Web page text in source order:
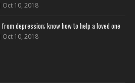
Oct 10, 2018
depression; know how to help a loved one
Oct 10, 2018